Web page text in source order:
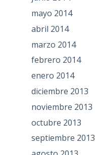
mayo 2014
abril 2014
marzo 2014
febrero 2014
enero 2014
diciembre 2013
noviembre 2013
octubre 2013
septiembre 2013